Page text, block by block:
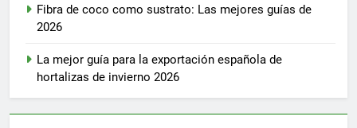
Fibra de coco como sustrato: Las mejores guías de
2026
La mejor guía para la exportación española de
hortalizas de invierno 2026